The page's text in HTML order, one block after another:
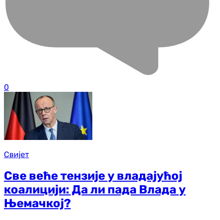
0
Свијет
Све веће тензије у владајућој
коалицији: Да ли пада Влада у
Њемачкој?